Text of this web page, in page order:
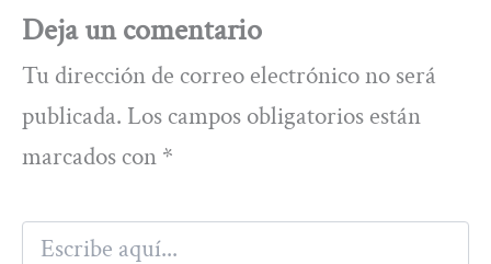
Deja un comentario
Tu dirección de correo electrónico no será
publicada. Los campos obligatorios están
marcados con *
Escribe
aquí...